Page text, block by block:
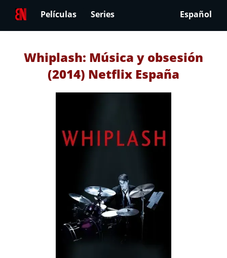
Películas Series Español
Whiplash: Música y obsesión
(2014) Netflix España